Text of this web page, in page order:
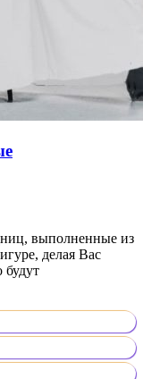
выполненные из
делая Вас
будут